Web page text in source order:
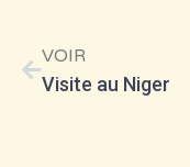
VOIR
Visite au Niger